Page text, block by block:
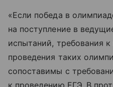
«Если победа в
на поступление в
испытаний, требования
проведения таких
сопоставимы с